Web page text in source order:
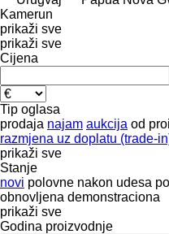
Kamerun
prikaži sve
prikaži sve
Cijena
Tip oglasa
prodaja najam aukcija od
razmjena uz doplatu (trade-
prikaži sve
Stanje
novi polovne nakon udesa
obnovljena demonstraciona
prikaži sve
Godina proizvodnje